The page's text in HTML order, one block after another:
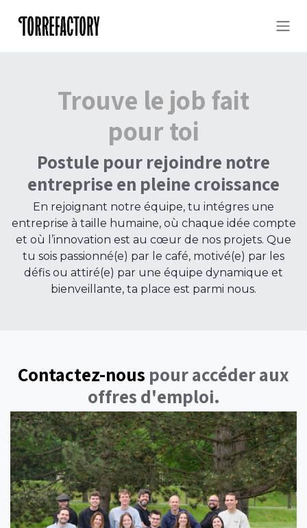
Trouve le job fait
pour toi
Postule pour rejoindre notre
entreprise en pleine croissance
En rejoignant notre équipe, tu intégres une
entreprise à taille humaine, où chaque idée compte
et où l’innovation est au cœur de nos projets. Que
tu sois passionné(e) par le café, motivé(e) par les
défis ou attiré(e) par une équipe dynamique et
bienveillante, ta place est parmi nous.
Contactez-nous pour accéder aux
offres d'emploi.